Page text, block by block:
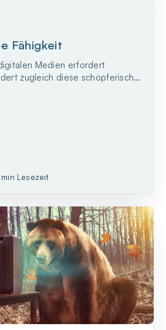
Fähigkeit
Medien erfordert
zugleich diese schöpferische
min Lesezeit